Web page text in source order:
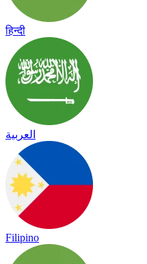
हिन्दी
العربية
Filipino